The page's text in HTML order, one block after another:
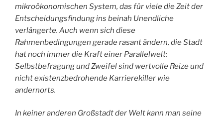
mikroökonomischen System, das für viele die Zeit der
Entscheidungsfindung ins beinah Unendliche
verlängerte. Auch wenn sich diese
Rahmenbedingungen gerade rasant ändern, die Stadt
hat noch immer die Kraft einer Parallelwelt:
Selbstbefragung und Zweifel sind wertvolle Reize und
nicht existenzbedrohende Karrierekiller wie
andernorts.
In keiner anderen Großstadt der Welt kann man seine